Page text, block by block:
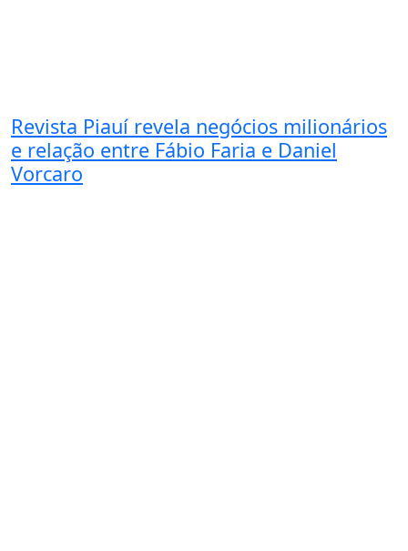
Revista Piauí revela negócios milionários
e relação entre Fábio Faria e Daniel
Vorcaro